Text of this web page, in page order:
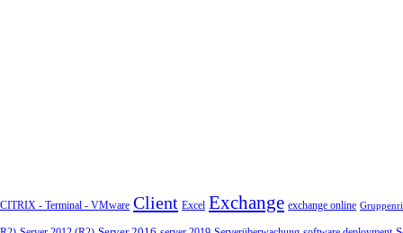
CITRIX - Terminal - VMware Client Excel Exchange exchange online